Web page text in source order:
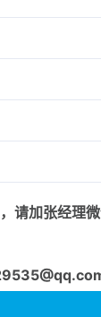
请加张经理